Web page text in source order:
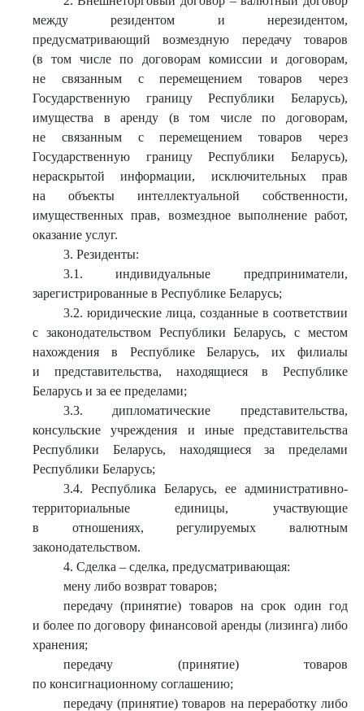
между резидентом и нерезидентом,
предусматривающий возмездную передачу товаров
(в том числе по договорам комиссии и договорам,
не связанным с перемещением товаров через
Государственную границу Республики Беларусь),
имущества в аренду (в том числе по договорам,
не связанным с перемещением товаров через
Государственную границу Республики Беларусь),
нераскрытой информации, исключительных прав
на объекты интеллектуальной собственности,
имущественных прав, возмездное выполнение работ,
оказание услуг.
3. Резиденты:
3.1. индивидуальные предприниматели,
зарегистрированные в Республике Беларусь;
3.2. юридические лица, созданные в соответствии
с законодательством Республики Беларусь, с местом
нахождения в Республике Беларусь, их филиалы
и представительства, находящиеся в Республике
Беларусь и за ее пределами;
3.3. дипломатические представительства,
консульские учреждения и иные представительства
Республики Беларусь, находящиеся за пределами
Республики Беларусь;
3.4. Республика Беларусь, ее административно-
территориальные единицы, участвующие
в отношениях, регулируемых валютным
законодательством.
4. Сделка – сделка, предусматривающая:
мену либо возврат товаров;
передачу (принятие) товаров на срок один год
и более по договору финансовой аренды (лизинга) либо
хранения;
передачу (принятие) товаров
по консигнационному соглашению;
передачу (принятие) товаров на переработку либо